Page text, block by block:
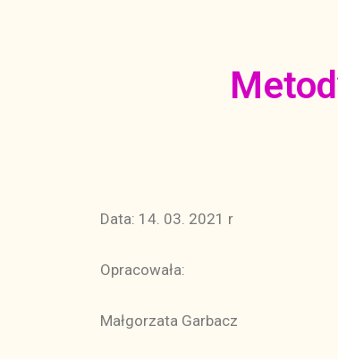
Data: 14. 03. 2021 r
Opracowała:
Małgorzata Garbacz